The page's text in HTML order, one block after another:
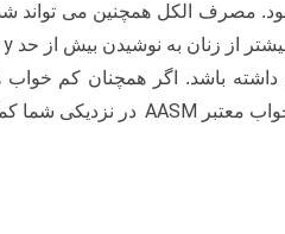
مصرف الکل همچنین می
از زنان به نوشیدن بیش از حدy
داشته باشد. اگر همچنان کم
معتبر AASM در نزدیکی شما